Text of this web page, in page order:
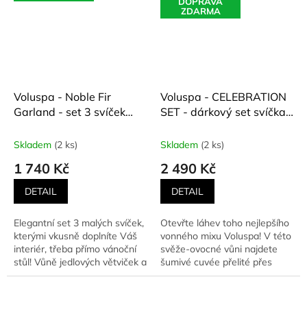
Voluspa - Noble Fir
Garland - set 3 svíček
(Vznešená jedlová
Skladem (2 ks)
1 740 Kč
DETAIL
Elegantní set 3 malých svíček,
kterými vkusně doplníte Váš
interiér, třeba přímo vánoční
stůl! Vůně jedlových větviček a
rozmarýnu,...
ZDARMA
Voluspa - CELEBRATION
SET - dárkový set svíčka
CUVÉE (Šumivé cuvée)
Skladem (2 ks)
2 490 Kč
DETAIL
Otevřte láhev toho nejlepšího
vonného mixu Voluspa! V této
svěže-ovocné vůni najdete
šumivé cuvée přelité přes
plátky šťavnatého...